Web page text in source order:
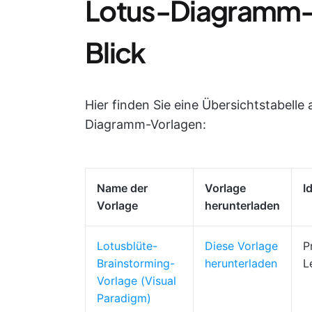
Lotus-
Blick
Hier finden Sie eine
Diagramm-Vorlagen:
Name der
Vorlage
Vorlage
herunterladen
Lotusblüte-
Brainstorming-
Vorlage (Visual
Paradigm)
Diese Vorlage
herunterladen